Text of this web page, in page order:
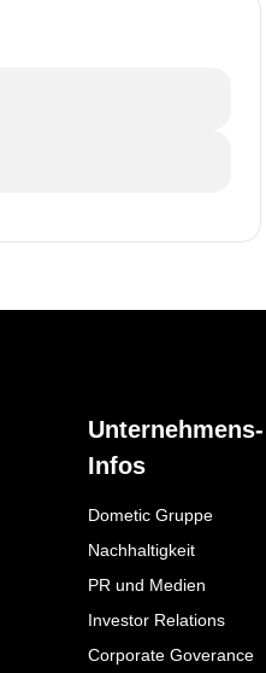
Unternehmens-
Infos
Dometic Gruppe
Nachhaltigkeit
PR und Medien
Investor Relations
Corporate Goverance